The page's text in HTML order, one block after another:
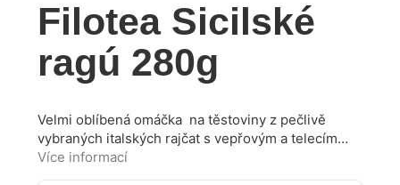
Filotea Sicilské
ragú 280g
Velmi oblíbená omáčka na těstoviny z pečlivě
vybraných italských rajčat s vepřovým a telecím
masem, červeným vínem a vyváženou směsí
koření. Omáčku stačí jen lehce prohřát, smíchat s
Více informací